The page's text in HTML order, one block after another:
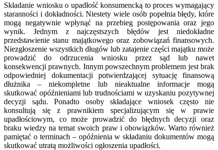
Składanie wniosku o upadłość konsumencką to proces wymagający
staranności i dokładności. Niestety wiele osób popełnia błędy, które
mogą negatywnie wpłynąć na przebieg postępowania oraz jego
wynik. Jednym z najczęstszych błędów jest niedokładne
przedstawienie stanu majątkowego oraz zobowiązań finansowych.
Niezgłoszenie wszystkich długów lub zatajenie części majątku może
prowadzić do odrzucenia wniosku przez sąd lub nawet
konsekwencji prawnych. Innym powszechnym problemem jest brak
odpowiedniej dokumentacji potwierdzającej sytuację finansową
dłużnika – niekompletne lub nieaktualne informacje mogą
skutkować opóźnieniami lub trudnościami w uzyskaniu pozytywnej
decyzji sądu. Ponadto osoby składające wniosek często nie
konsultują się z prawnikiem specjalizującym się w prawie
upadłościowym, co może prowadzić do błędnych decyzji oraz
braku wiedzy na temat swoich praw i obowiązków. Warto również
pamiętać o terminach – opóźnienia w składaniu dokumentów mogą
skutkować utratą możliwości ogłoszenia upadłości.